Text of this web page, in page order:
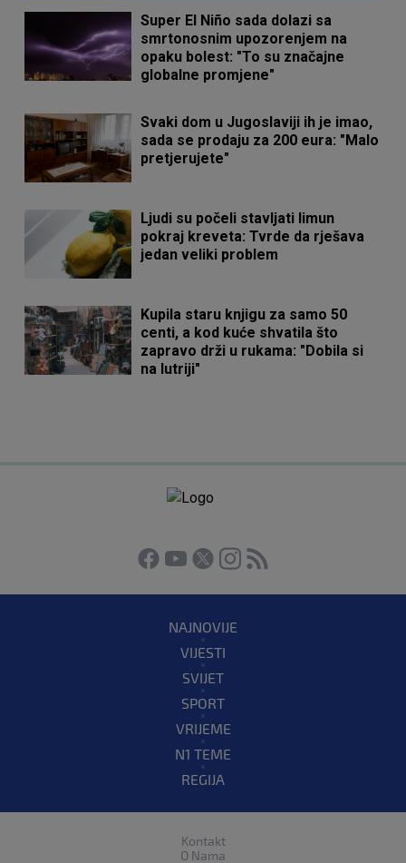
Super El Niño sada dolazi sa
smrtonosnim upozorenjem na
opaku bolest: "To su značajne
globalne promjene"
Svaki dom u Jugoslaviji ih je imao,
sada se prodaju za 200 eura: "Malo
pretjerujete"
Ljudi su počeli stavljati limun
pokraj kreveta: Tvrde da rješava
jedan veliki problem
Kupila staru knjigu za samo 50
centi, a kod kuće shvatila što
zapravo drži u rukama: "Dobila si
na lutriji"
NAJNOVIJE
VIJESTI
SVIJET
SPORT
VRIJEME
N1 TEME
REGIJA
Kontakt
O Nama